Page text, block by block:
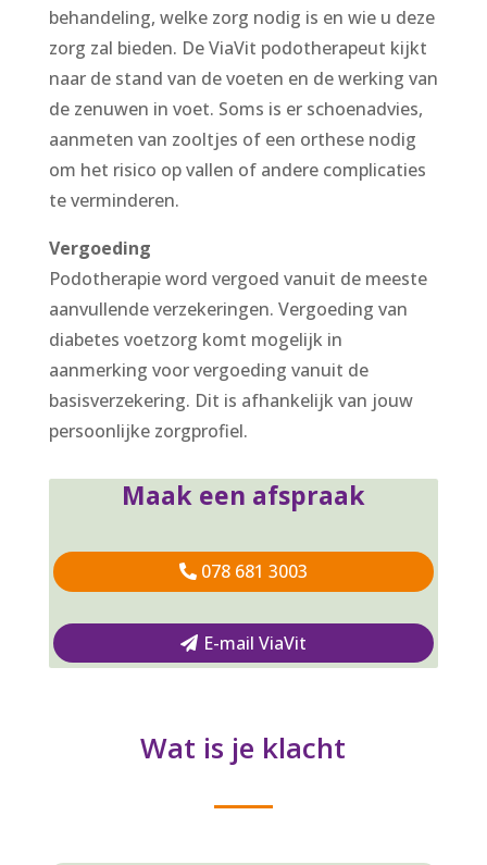
behandeling, welke zorg nodig is en wie u deze
zorg zal bieden. De ViaVit podotherapeut kijkt
naar de stand van de voeten en de werking van
de zenuwen in voet. Soms is er schoenadvies,
aanmeten van zooltjes of een orthese nodig
om het risico op vallen of andere complicaties
te verminderen.
Vergoeding
Podotherapie word vergoed vanuit de meeste
aanvullende verzekeringen. Vergoeding van
diabetes voetzorg komt mogelijk in
aanmerking voor vergoeding vanuit de
basisverzekering. Dit is afhankelijk van jouw
persoonlijke zorgprofiel.
Maak een afspraak
078 681 3003
E-mail ViaVit
Wat is je klacht